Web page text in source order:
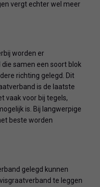
vergt echter wel meer
worden er
samen een soort blok
richting gelegd. Dit
is de laatste
vaak voor bij tegels,
is. Bij langwerpige
beste worden
gelegd kunnen
te leggen